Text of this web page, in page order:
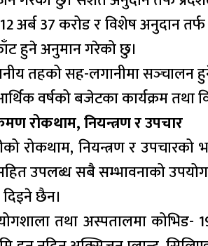
अर्ब 37 करोड र विशेष अनुदान
हुने अनुमान गरेको छु।
तहको सह-लगानीमा सञ्‍चालन
वर्षको बजेटका कार्यक्रम तथा
रोकथाम, नियन्त्रण र उपचार
रोकथाम, नियन्त्रण र उपचारको
उपलब्ध सबै सम्भावनाको
छैन।
तथा अस्पतालमा कोभिड-